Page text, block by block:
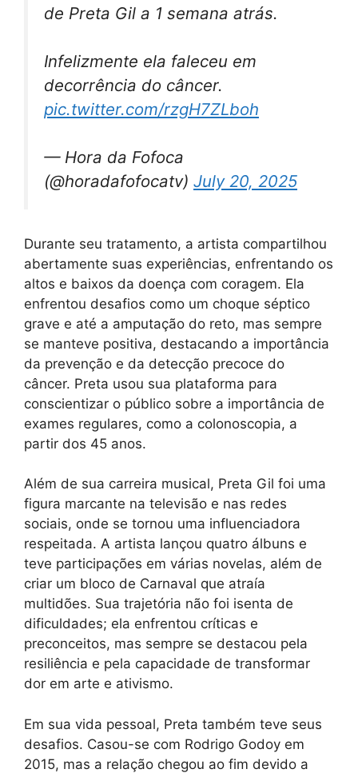
de Preta Gil a 1 semana atrás.
Infelizmente ela faleceu em
decorrência do câncer.
pic.twitter.com/rzgH7ZLboh
— Hora da Fofoca
(@horadafofocatv) July 20, 2025
Durante seu tratamento, a artista compartilhou
abertamente suas experiências, enfrentando os
altos e baixos da doença com coragem. Ela
enfrentou desafios como um choque séptico
grave e até a amputação do reto, mas sempre
se manteve positiva, destacando a importância
da prevenção e da detecção precoce do
câncer. Preta usou sua plataforma para
conscientizar o público sobre a importância de
exames regulares, como a colonoscopia, a
partir dos 45 anos.
Além de sua carreira musical, Preta Gil foi uma
figura marcante na televisão e nas redes
sociais, onde se tornou uma influenciadora
respeitada. A artista lançou quatro álbuns e
teve participações em várias novelas, além de
criar um bloco de Carnaval que atraía
multidões. Sua trajetória não foi isenta de
dificuldades; ela enfrentou críticas e
preconceitos, mas sempre se destacou pela
resiliência e pela capacidade de transformar
dor em arte e ativismo.
Em sua vida pessoal, Preta também teve seus
desafios. Casou-se com Rodrigo Godoy em
2015, mas a relação chegou ao fim devido a